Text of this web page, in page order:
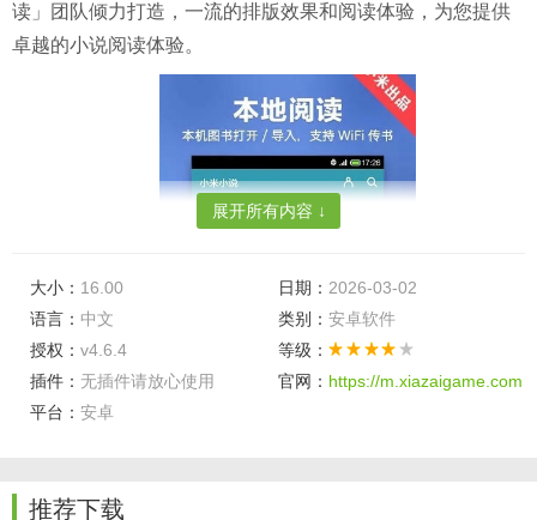
读」团队倾力打造，一流的排版效果和阅读体验，为您提供
卓越的小说阅读体验。
展开所有内容 ↓
大小： 16.00 日期： 2026-03-02
语言： 中文 类别： 安卓软件
授权： v4.6.4
等级：
插件： 无插件请放心使用 官网： https://m.xiazaigame.com
平台： 安卓
推荐下载